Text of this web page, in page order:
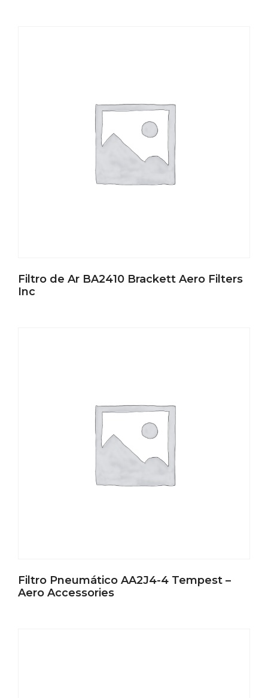
Filtro de Ar BA2410 Brackett Aero Filters
Inc
Filtro Pneumático AA2J4-4 Tempest –
Aero Accessories